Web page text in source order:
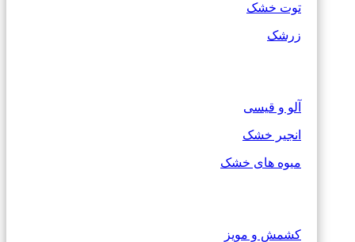
توت خشک
زرشک
آلو و قیسی
انجیر خشک
میوه های خشک
کشمش و مویز